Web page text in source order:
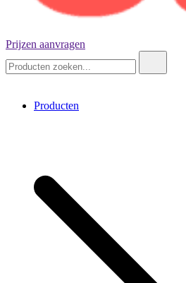
Prijzen aanvragen
Producten